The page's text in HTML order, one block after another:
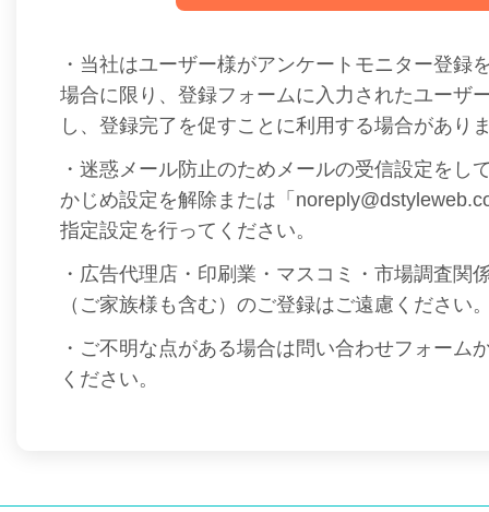
・当社はユーザー様がアンケートモニター登録
場合に限り、登録フォームに入力されたユーザ
し、登録完了を促すことに利用する場合があり
・迷惑メール防止のためメールの受信設定をし
かじめ設定を解除または「
指定設定を行ってください。
・広告代理店・印刷業・マスコミ・市場調査関
（ご家族様も含む）のご登録はご遠慮ください
・ご不明な点がある場合は問い合わせフォーム
ください。